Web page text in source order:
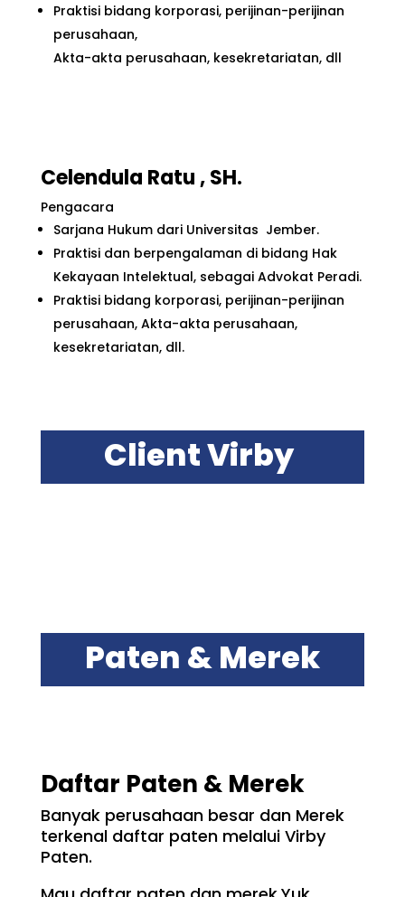
Praktisi bidang korporasi, perijinan-perijinan
perusahaan,
Akta-akta perusahaan, kesekretariatan, dll
Celendula Ratu , SH.
Pengacara
Sarjana Hukum dari Universitas Jember.
Praktisi dan berpengalaman di bidang Hak
Kekayaan Intelektual, sebagai Advokat Peradi.
Praktisi bidang korporasi, perijinan-perijinan
perusahaan, Akta-akta perusahaan,
kesekretariatan, dll.
Client Virby
Paten & Merek
Daftar Paten & Merek
Banyak perusahaan besar dan Merek
terkenal daftar paten melalui Virby
Paten.